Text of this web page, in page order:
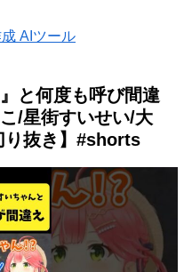
AIツール
と何度も呼び間違
/星街すいせい/大
り抜き】#shorts